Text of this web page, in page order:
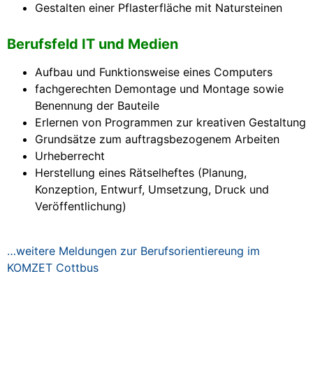
Gestalten einer Pflasterfläche mit Natursteinen
Berufsfeld IT und Medien
Aufbau und Funktionsweise eines Computers
fachgerechten Demontage und Montage sowie
Benennung der Bauteile
Erlernen von Programmen zur kreativen Gestaltung
Grundsätze zum auftragsbezogenem Arbeiten
Urheberrecht
Herstellung eines Rätselheftes (Planung,
Konzeption, Entwurf, Umsetzung, Druck und
Veröffentlichung)
…weitere Meldungen zur Berufsorientiereung im
KOMZET Cottbus